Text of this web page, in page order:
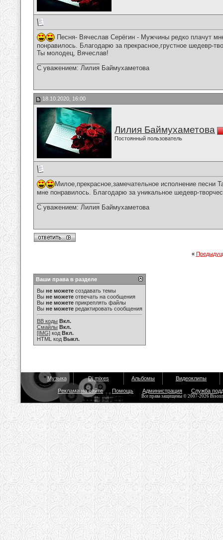
Песня- Вячеслав Серёгин - Мужчины редко плачут
понравилось. Благодарю за прекрасное,грустное шедевр-
Ты молодец, Вячеслав!
С уважением: Лилия Баймухаметова
18.10.2020, 16:00
Лилия Баймухаметова
Постоянный пользователь
Милое,прекрасное,замечательное исполнение песни
мне понравилось. Благодарю за уникальное шедевр-
С уважением: Лилия Баймухаметова
«
Ваши права в разделе
Вы не можете создавать темы
Вы не можете отвечать на сообщения
Вы не можете прикреплять файлы
Вы не можете редактировать сообщения
BB коды Вкл.
Смайлы Вкл.
[IMG] код Вкл.
HTML код Выкл.
Музыка Dj mixes Альбомы Видеоклипы
Реклама на сайте Помощь Администрация Служба
Все права защищены © 2007-2026